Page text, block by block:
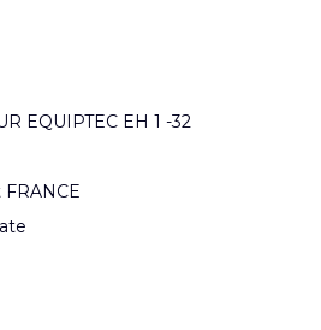
EQUIPTEC EH 1 -32